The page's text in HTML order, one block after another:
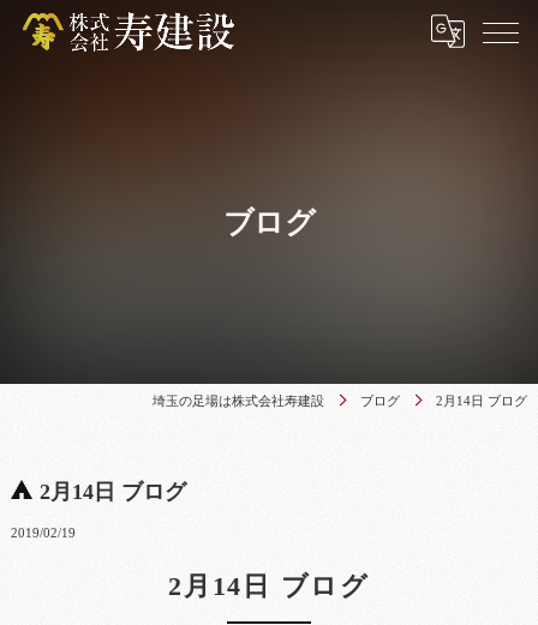
ブログ
埼玉の足場は株式会社寿建設 ブログ 2月14日 ブログ
2月14日 ブログ
2019/02/19
2月14日 ブログ